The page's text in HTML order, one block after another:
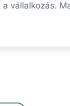
vállalkozás.